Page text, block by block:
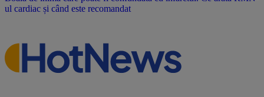
ul cardiac și când este recomandat